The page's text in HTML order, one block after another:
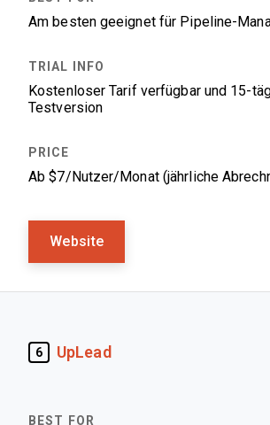
Am besten geeignet für Pipeline-
Kostenloser Tarif verfügbar und 15-
Testversion
Ab $7/Nutzer/Monat (jährliche
Website
6 UpLead